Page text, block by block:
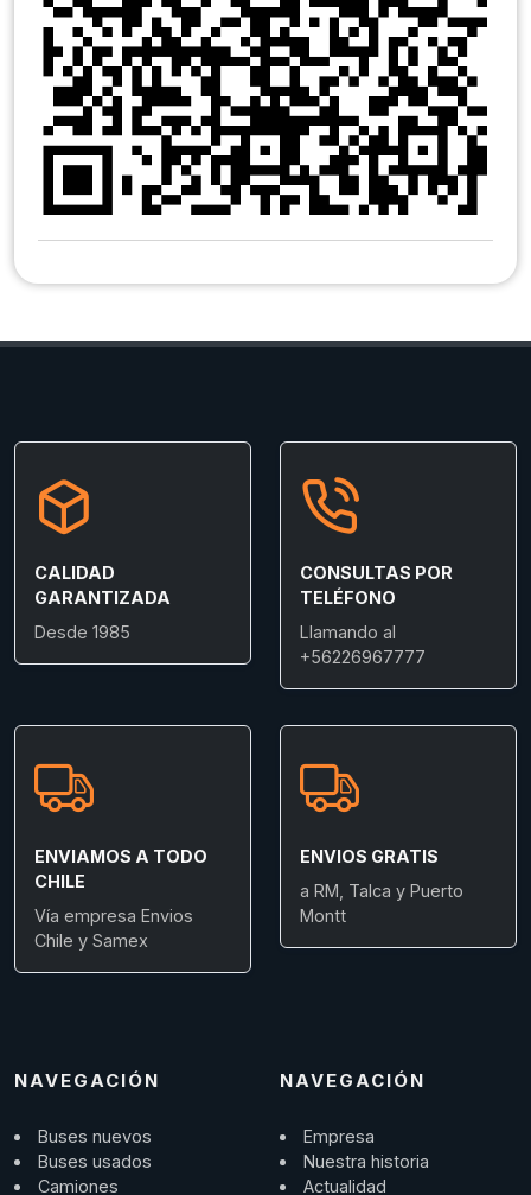
CALIDAD
GARANTIZADA
Desde 1985
CONSULTAS POR
TELÉFONO
Llamando al
+56226967777
ENVIAMOS A TODO
CHILE
Vía empresa Envios
Chile y Samex
ENVIOS GRATIS
a RM, Talca y Puerto
Montt
NAVEGACIÓN
Buses nuevos
Buses usados
Camiones
NAVEGACIÓN
Empresa
Nuestra historia
Actualidad